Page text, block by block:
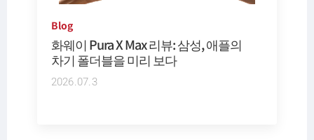
Blog
화웨이 Pura X Max 리뷰: 삼성, 애플의
차기 폴더블을 미리 보다
2026.07.3